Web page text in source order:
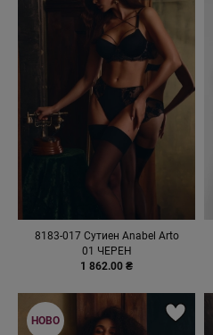
8183-017 Сутиен Anabel Arto
01 ЧЕРЕН
1 862.00 ₴
НОВО